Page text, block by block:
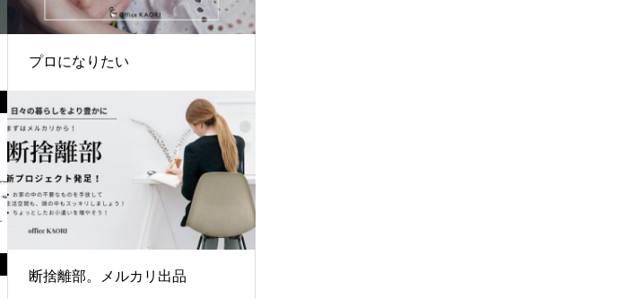
プロになりたい
断捨離部。メルカリ出品